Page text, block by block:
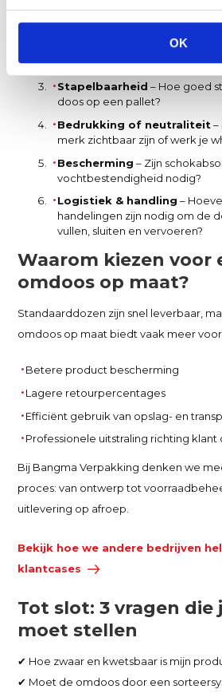
OK
de doos innemen?
golfkarton past bij het gewicht
product?
Stapelbaarheid – Hoe goed
doos op een pallet?
Bedrukking of neutraliteit –
merk zichtbaar zijn of werk je
Bescherming – Zijn
vochtbestendigheid nodig?
Logistiek & handling –
handelingen zijn nodig om de
vullen, sluiten en vervoeren?
Waarom kiezen voor
omdoos op maat?
Standaarddozen zijn snel leverbaar,
omdoos op maat biedt vaak meer
Betere product bescherming
Lagere retourpercentages
Efficiënt gebruik van opslag- en
Professionele uitstraling richting klant
Bij Bangma Verpakking denken we
proces: van ontwerp tot
uitlevering op afroep.
Bekijk hoe we andere bedrijven
klantcases
Tot slot: 3 vragen die
moet stellen
✔ Hoe zwaar en kwetsbaar is mijn
✔ Moet de omdoos door een